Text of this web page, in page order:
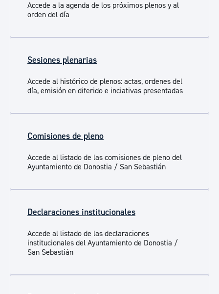
Accede a la agenda de los próximos plenos y al
orden del día
Sesiones plenarias
Accede al histórico de plenos: actas, ordenes del
día, emisión en diferido e inciativas presentadas
Comisiones de pleno
Accede al listado de las comisiones de pleno del
Ayuntamiento de Donostia / San Sebastián
Declaraciones institucionales
Accede al listado de las declaraciones
institucionales del Ayuntamiento de Donostia /
San Sebastián